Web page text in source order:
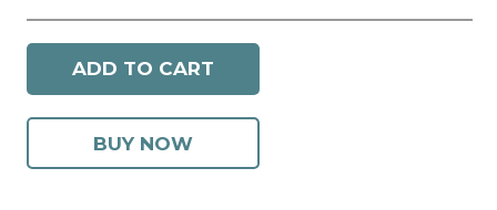
Visión
De
ADD TO CART
BUY NOW